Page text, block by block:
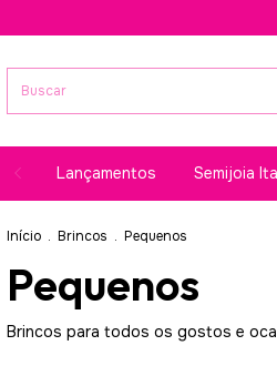
Lançamentos Semijoia
Início . Brincos . Pequenos
Pequenos
Brincos para todos os gostos e